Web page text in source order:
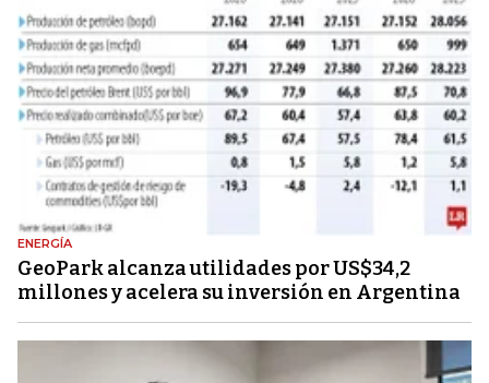
ENERGÍA
GeoPark alcanza utilidades por US$34,2
millones y acelera su inversión en Argentina